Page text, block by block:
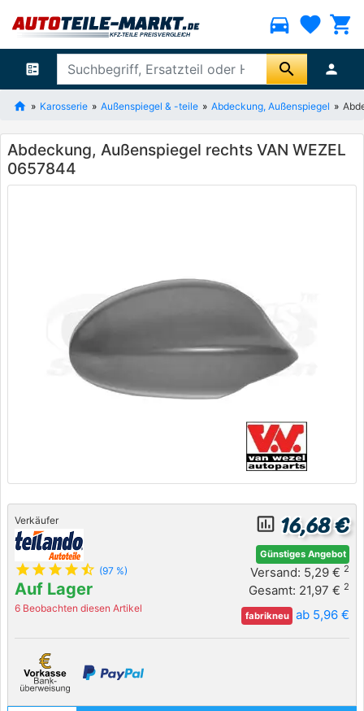
directions_car favorite shopping_cart
ballot search person
Karosserie Außenspiegel & -teile Abdeckung, Außenspiegel
Abdeckung, Außenspiegel rechts VAN WEZEL
0657844
Verkäufer
star star star star star_half (97 %)
Auf Lager
6 Beobachten diesen Artikel
insert_chart_outlined 16,68 €
Günstiges Angebot
Versand: 5,29 € 2
Gesamt: 21,97 € 2
fabrikneu ab 5,96 €